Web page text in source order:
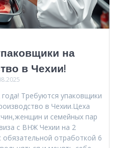
на
в Чехии!
Требуются упаковщики
в Чехии.Цеха
и семейных пар
с ВНЖ Чехии на 2
обязательной отработкой 6